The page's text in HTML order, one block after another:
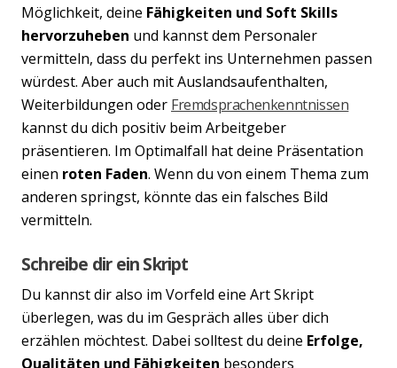
Previous
Möglichkeit, deine Fähigkeiten und Soft Skills
hervorzuheben und kannst dem Personaler
vermitteln, dass du perfekt ins Unternehmen passen
würdest. Aber auch mit Auslandsaufenthalten,
Weiterbildungen oder Fremdsprachenkenntnissen
kannst du dich positiv beim Arbeitgeber
präsentieren. Im Optimalfall hat deine Präsentation
einen roten Faden. Wenn du von einem Thema zum
anderen springst, könnte das ein falsches Bild
vermitteln.
Schreibe dir ein Skript
Du kannst dir also im Vorfeld eine Art Skript
überlegen, was du im Gespräch alles über dich
erzählen möchtest. Dabei solltest du deine Erfolge,
Qualitäten und Fähigkeiten besonders